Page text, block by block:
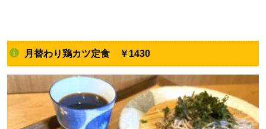
月替わり鶏カツ定食 ￥1430